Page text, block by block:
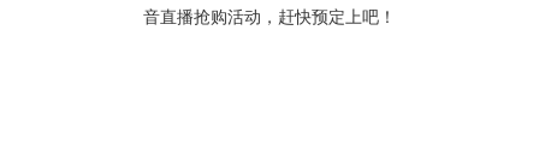
音直播抢购活动，赶快预定上吧！